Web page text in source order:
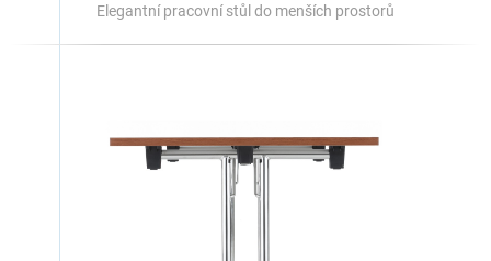
Elegantní pracovní stůl do menších prostorů